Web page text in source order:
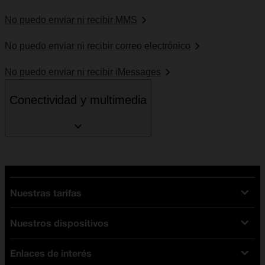
No puedo enviar ni recibir MMS
No puedo enviar ni recibir correo electrónico
No puedo enviar ni recibir iMessages
Conectividad y multimedia
Nuestras tarifas
Tarifas Orange
Tarifas fibra y móvil
Tarifas móviles
Nuestros dispositivos
Ofertas en móviles
Enlaces de interés